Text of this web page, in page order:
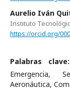
Aurelio Iván
Instituto
https://orcid.org/
Palabras
Emergencia,
Aeronáutica,